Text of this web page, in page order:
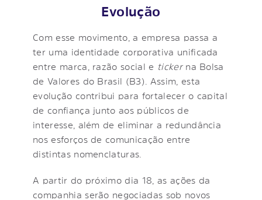
Evolução
Com esse movimento, a empresa passa a
ter uma identidade corporativa unificada
entre marca, razão social e tickerna Bolsa
de Valores do Brasil (B3). Assim, esta
evolução contribui para fortalecer o capital
de confiança junto aos públicos de
interesse, além de eliminar a redundância
nos esforços de comunicação entre
distintas nomenclaturas.
A partir do próximo dia 18, as ações da
companhia serão negociadas sob novos